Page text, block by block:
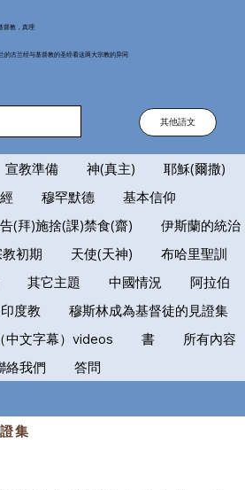
督教，真理
的古兰经与基督教的圣经看这两大宗教的异同
其他語文
宣教準備 神(真主)
耶穌(爾撒)
穆罕默德
基本信仰
(拜)施捨(課)禁食(齋)
伊斯蘭的統治
初期 天使(天神)
布哈里聖訓
其它主題 中國情況
阿拉伯
印度教
穆斯林成為基督徒的見證集
中文字幕）videos 書
所有內容
絡我們
答問
集